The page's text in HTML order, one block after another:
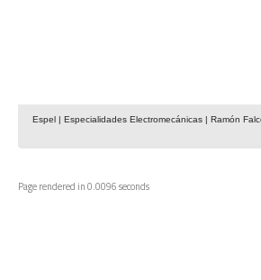
Espel | Especialidades Electromecánicas | Ramón
Page rendered in 0.0096 seconds